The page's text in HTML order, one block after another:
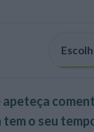
apeteça
o seu